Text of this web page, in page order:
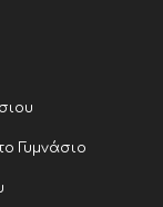
Γυμνάσιο